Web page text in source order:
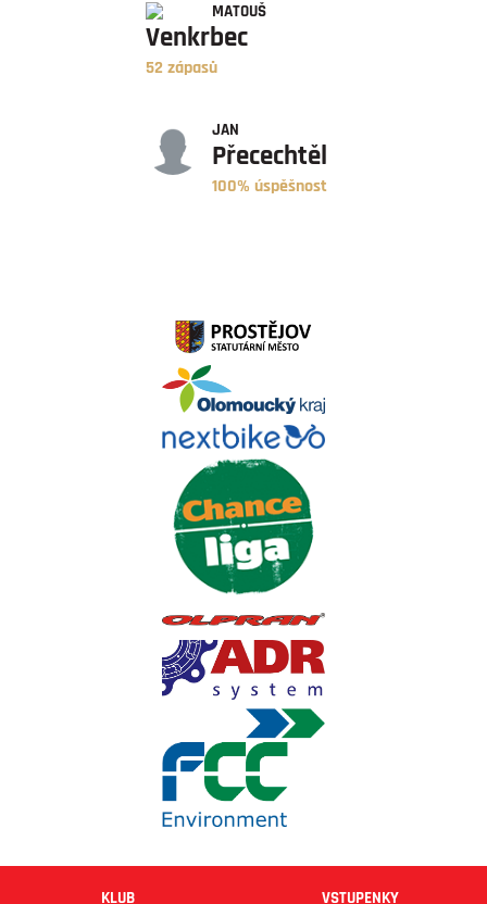
MATOUŠ
Venkrbec
52 zápasů
JAN
Přecechtěl
100% úspěšnost
KLUB VSTUPENKY